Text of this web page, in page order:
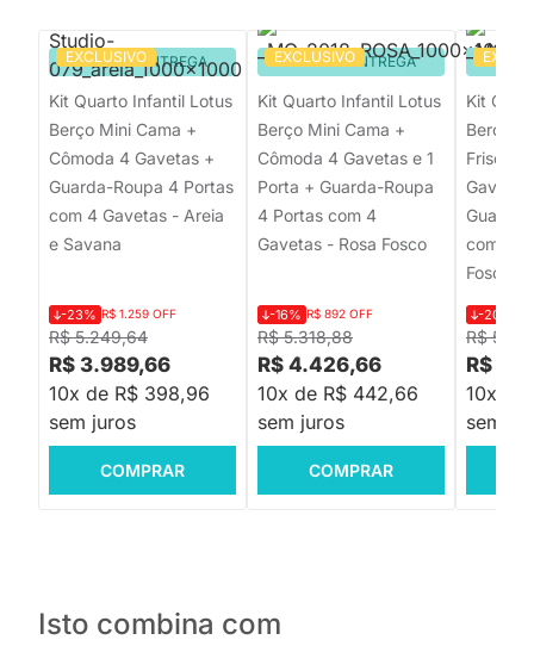
EXCLUSIVO
PRONTA ENTREGA
Kit Quarto Infantil Lotus
Berço Mini Cama +
Cômoda 4 Gavetas +
Guarda-Roupa 4 Portas
com 4 Gavetas - Areia
e Savana
R$ 5.249,64
-23% R$ 1.259 OFF
R$ 3.989,66
10x de R$ 398,96
sem juros
COMPRAR
EXCLUSIVO
PRONTA ENTREGA
Kit Quarto Infantil Lotus
Berço Mini Cama +
Cômoda 4 Gavetas e 1
Porta + Guarda-Roupa
4 Portas com 4
Gavetas - Rosa Fosco
R$ 5.318,88
-16% R$ 892 OFF
R$ 4.426,66
10x de R$ 442,66
sem juros
COMPRAR
Kit
Berço
Frisos +
com 4
Fosco
R$
-20%
R$
10x de
sem
Isto combina com